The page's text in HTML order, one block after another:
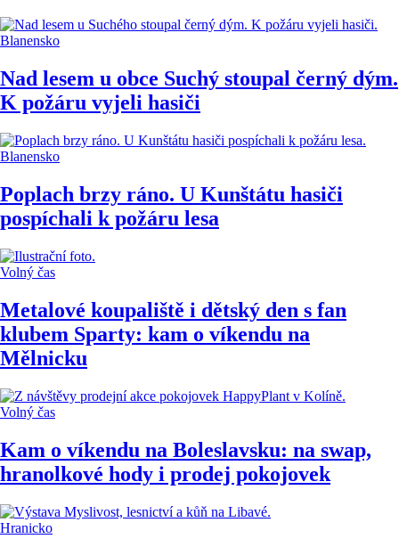
Blanensko
Nad lesem u obce Suchý stoupal černý dým.
K požáru vyjeli hasiči
Blanensko
Poplach brzy ráno. U Kunštátu hasiči
pospíchali k požáru lesa
Volný čas
Metalové koupaliště i dětský den s fan
klubem Sparty: kam o víkendu na
Mělnicku
Volný čas
Kam o víkendu na Boleslavsku: na swap,
hranolkové hody i prodej pokojovek
Hranicko